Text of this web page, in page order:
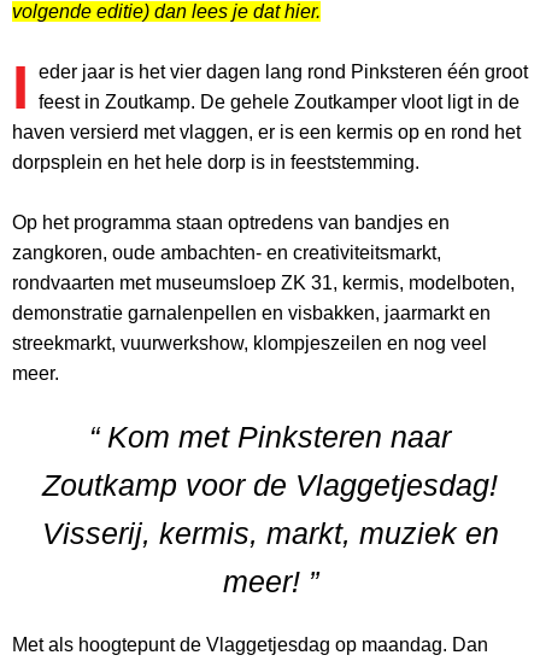
volgende editie) dan lees je dat hier.
I
eder jaar is het vier dagen lang rond Pinksteren één groot
feest in Zoutkamp. De gehele Zoutkamper vloot ligt in de
haven versierd met vlaggen, er is een kermis op en rond het
dorpsplein en het hele dorp is in feeststemming.
Op het programma staan optredens van bandjes en
zangkoren, oude ambachten- en creativiteitsmarkt,
rondvaarten met museumsloep ZK 31, kermis, modelboten,
demonstratie garnalenpellen en visbakken, jaarmarkt en
streekmarkt, vuurwerkshow, klompjeszeilen en nog veel
meer.
“ Kom met Pinksteren naar
Zoutkamp voor de Vlaggetjesdag!
Visserij, kermis, markt, muziek en
meer! ”
Met als hoogtepunt de Vlaggetjesdag op maandag. Dan